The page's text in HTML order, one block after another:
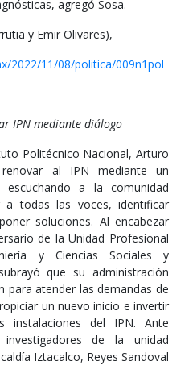
agregó Sosa.
y Emir Olivares),
2022/11/08/politica/009n1pol
IPN mediante diálogo
Politécnico Nacional, Arturo
al IPN mediante un
a la comunidad
a todas las voces, identificar
soluciones. Al encabezar
de la Unidad Profesional
y Ciencias Sociales y
que su administración
para atender las demandas de
un nuevo inicio e invertir
del IPN. Ante
de la unidad
Iztacalco, Reyes Sandoval